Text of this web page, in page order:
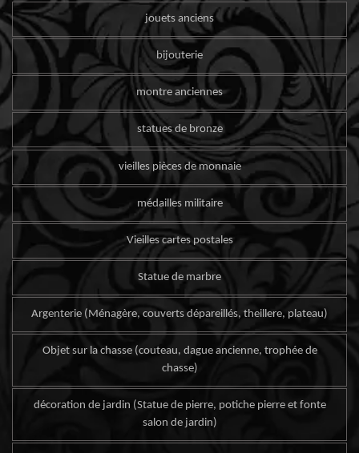
jouets anciens
bijouterie
montre anciennes
statues de bronze
vieilles pièces de monnaie
médailles militaire
Vieilles cartes postales
Statue de marbre
Argenterie (Ménagère, couverts dépareillés, theillere, plateau)
Objet sur la chasse (couteau, dague ancienne, trophée de
chasse)
décoration de jardin (Statue de pierre, potiche pierre et fonte
salon de jardin)